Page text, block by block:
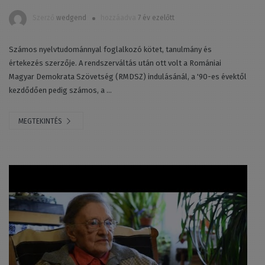
wedgend 7 év ezelőtt
Számos nyelvtudománnyal foglalkozó kötet, tanulmány és
értekezés szerzője. A rendszerváltás után ott volt a Romániai
Magyar Demokrata Szövetség (RMDSZ) indulásánál, a '90-es évektől
kezdődően pedig számos, a ...
MEGTEKINTÉS